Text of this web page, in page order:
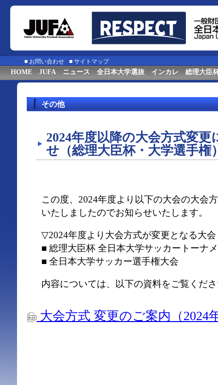
■ お問い合わせ ■ サイトマップ
HOME JUFA ニュース 全日本大学選抜 インカレ 総理大臣
その他
2024年度以降の大会方式変
せ（総理大臣杯・大学選手権
この度、2024年度より以下の大会の大会
いたしましたのでお知らせいたします。
▽2024年度より大会方式が変更となる大会
■ 総理大臣杯 全日本大学サッカートーナ
■ 全日本大学サッカー選手権大会
内容については、以下の資料をご覧くだ
大会方式 変更のご案内（2024